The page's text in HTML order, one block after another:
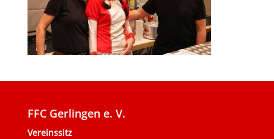
FFC Gerlingen e. V.
Vereinssitz